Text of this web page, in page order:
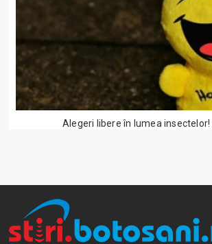
Alegeri libere în lumea insectelor!